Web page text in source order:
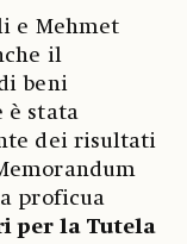
e Mehmet
il
beni
è stata
dei risultati
proficua
per la Tutela